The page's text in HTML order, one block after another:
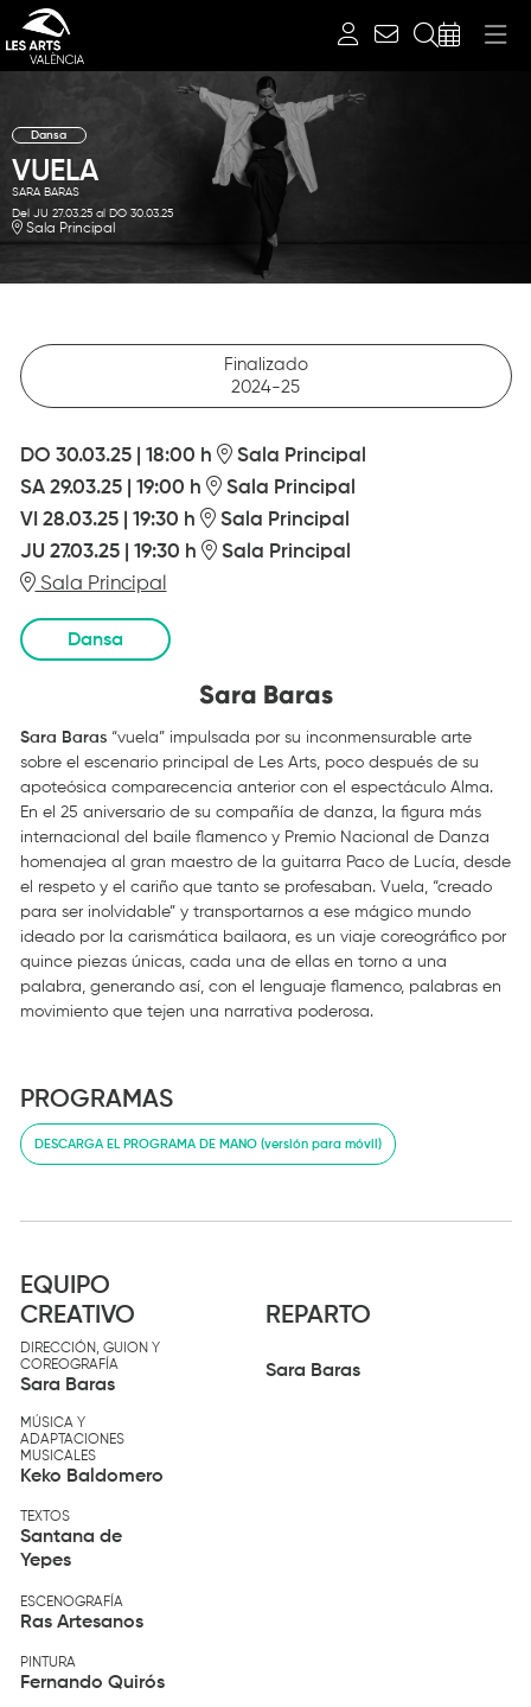
Dansa
VUELA
SARA BARAS
Del JU 27.03.25 al DO 30.03.25
Sala Principal
Finalizado
2024-25
DO 30.03.25| 18:00 h
Sala Principal
SA 29.03.25| 19:00 h
Sala Principal
VI 28.03.25| 19:30 h
Sala Principal
JU 27.03.25| 19:30 h
Sala Principal
Sala Principal
Dansa
Sara Baras
Sara Baras“vuela” impulsada por su inconmensurable arte
sobre el escenario principal de Les Arts, poco después de su
apoteósica comparecencia anterior con el espectáculo Alma.
En el 25 aniversario de su compañía de danza, la figura más
internacional del baile flamenco y Premio Nacional de Danza
homenajea al gran maestro de la guitarra Paco de Lucía, desde
el respeto y el cariño que tanto se profesaban. Vuela, “creado
para ser inolvidable” y transportarnos a ese mágico mundo
ideado por la carismática bailaora, es un viaje coreográfico por
quince piezas únicas, cada una de ellas en torno a una
palabra, generando así, con el lenguaje flamenco, palabras en
movimiento que tejen una narrativa poderosa.
PROGRAMAS
DESCARGA EL PROGRAMA DE MANO (versión para móvil)
EQUIPO
CREATIVO
DIRECCIÓN, GUION Y
COREOGRAFÍA
Sara Baras
MÚSICA Y
ADAPTACIONES
MUSICALES
Keko Baldomero
TEXTOS
Santana de
Yepes
ESCENOGRAFÍA
Ras Artesanos
PINTURA
Fernando Quirós
REPARTO
Sara Baras